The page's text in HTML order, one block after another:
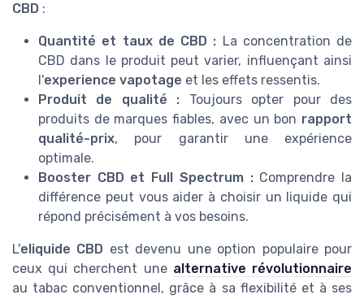
CBD :
Quantité et taux de CBD : La concentration de
CBD dans le produit peut varier, influençant ainsi
l'experience vapotage et les effets ressentis.
Produit de qualité : Toujours opter pour des
produits de marques fiables, avec un bon rapport
qualité-prix, pour garantir une expérience
optimale.
Booster CBD et Full Spectrum :Comprendre la
différence peut vous aider à choisir un liquide qui
répond précisément à vos besoins.
L'eliquide CBD est devenu une option populaire pour
ceux qui cherchent une alternative révolutionnaire
au tabac conventionnel, grâce à sa flexibilité et à ses